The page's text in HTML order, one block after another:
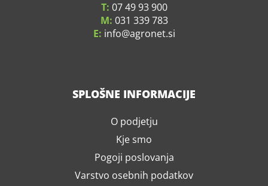
T: 07 49 93 900
M: 031 339 783
E: info agronet.si
SPLOŠNE INFORMACIJE
O podjetju
Kje smo
Pogoji poslovanja
Varstvo osebnih podatkov